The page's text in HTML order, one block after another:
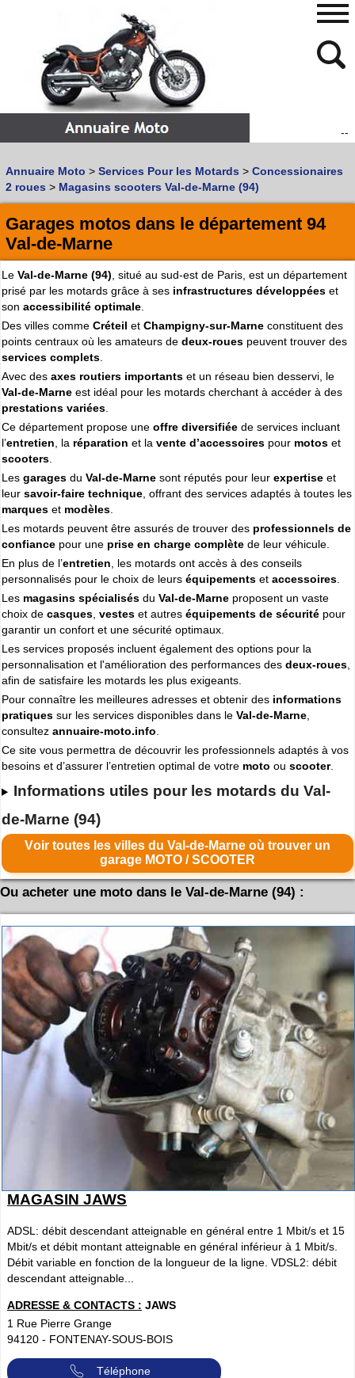
--
Vous recherchez un garage MOTOouSCOOTER?
Quoi :
Où :
Trouver un garage Moto !
Recherche avancée
Retrouvez dans votre VILLE
les bonnes adresses deL'ANNUAIRE MOTO & SCOOTER
Cliquer sur la 1ere lettre du nom de votre ville pour voir notre
SÉLECTION d'adresses :
A(188) B(314) C(380)
H (52) I (458) M (76)
O(47) P
(22) X(1)
Espace professionnels
Gestion de votre compte PRO
480
768
Annuaire Moto > Services Pour les Motards > Concessionaires
2 roues > Magasins scooters Val-de-Marne (94)
Garages motos dans le département 94
Val-de-Marne
Le Val-de-Marne (94) , situé au sud-est de Paris, est un département
prisé par les motards grâce à ses infrastructures développées et
son accessibilité optimale
Des villes comme Créteil et Champigny-sur-Marne constituent des
points centraux où les amateurs de deux-roues peuvent trouver des
services complets
Avec des axes routiers importants et un réseau bien desservi, le
Val-de-Marne est idéal pour les motards cherchant à accéder à des
prestations variées
Ce département propose une offre diversifiée de services incluant
l’entretien , la réparation et la vente d’accessoires pour motos et
scooters
Les garages du Val-de-Marne sont réputés pour leur expertise et
leur savoir-faire technique , offrant des services adaptés à toutes les
marques et modèles
Les motards peuvent être assurés de trouver des professionnels de
confiance pour une prise en charge complète de leur véhicule.
En plus de l’entretien , les motards ont accès à des conseils
personnalisés pour le choix de leurs équipements et accessoires
Les magasins spécialisés du Val-de-Marne proposent un vaste
choix de casques vestes et autres équipements de sécurité pour
garantir un confort et une sécurité optimaux.
Les services proposés incluent également des options pour la
personnalisation et l'amélioration des performances des deux-roues
afin de satisfaire les motards les plus exigeants.
Pour connaître les meilleures adresses et obtenir des informations
pratiques sur les services disponibles dans le Val-de-Marne
consultez annuaire-moto.info
Ce site vous permettra de découvrir les professionnels adaptés à vos
besoins et d’assurer l’entretien optimal de votre moto ou scooter.
Informations utiles pour les motards du Val-
de-Marne (94)
Voir toutes les villes du Val-de-Marne où trouver un
garage MOTO / SCOOTER
Ou acheter une moto dans le Val-de-Marne (94) :
MAGASIN JAWS
ADSL: débit descendant atteignable en général entre 1 Mbit/s et 15
Mbit/s et débit montant atteignable en général inférieur à 1 Mbit/s.
Débit variable en fonction de la longueur de la ligne. VDSL2: débit
descendant atteignable...
ADRESSE & CONTACTS : JAWS
1 Rue Pierre Grange
94120 - FONTENAY-SOUS-BOIS
Téléphone